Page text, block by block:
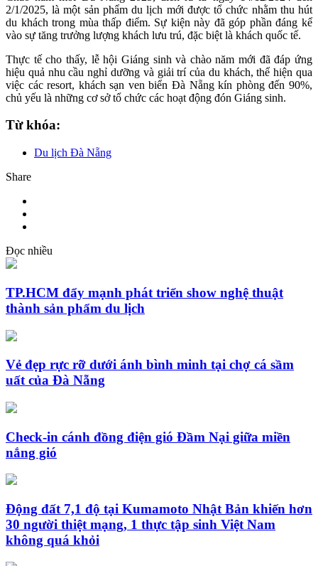
2/1/2025, là một sản phẩm du lịch mới được tổ chức nhằm thu hút
du khách trong mùa thấp điểm. Sự kiện này đã góp phần đáng kể
vào sự tăng trưởng lượng khách lưu trú, đặc biệt là khách quốc tế.
Thực tế cho thấy, lễ hội Giáng sinh và chào năm mới đã đáp ứng
hiệu quả nhu cầu nghỉ dưỡng và giải trí của du khách, thể hiện qua
việc các resort, khách sạn ven biển Đà Nẵng kín phòng đến 90%,
chủ yếu là những cơ sở tổ chức các hoạt động đón Giáng sinh.
Từ khóa:
Du lịch Đà Nẵng
Share
Đọc nhiều
TP.HCM đẩy mạnh phát triển show nghệ thuật
thành sản phẩm du lịch
Vẻ đẹp rực rỡ dưới ánh bình minh tại chợ cá sầm
uất của Đà Nẵng
Check-in cánh đồng điện gió Đầm Nại giữa miền
nắng gió
Động đất 7,1 độ tại Kumamoto Nhật Bản khiến hơn
30 người thiệt mạng, 1 thực tập sinh Việt Nam
không quá khỏi